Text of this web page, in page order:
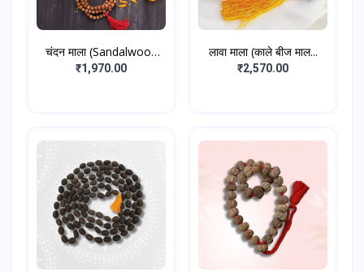
चंदन माला (Sandalwood
M...
₹1,970.00
लावा माला (काले बीज माल...
₹2,570.00